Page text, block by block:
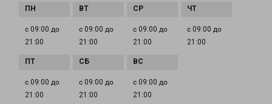
с 09:00 до
21:00
с 09:00 до
21:00
с 09:00 до
21:00
с 09:00 до
21:00
с 09:00 до
21:00
с 09:00 до
21:00
с 09:00 до
21:00